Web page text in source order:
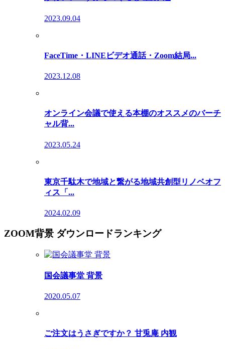
2023.09.04
FaceTime・LINEビデオ通話・Zoom結局...
2023.12.08
オンライン会議で使える本棚のオススメのバーチ
ャル背...
2023.05.24
東京千駄木で地域と繋がる地域共創型リノベオフ
ィス「...
2024.02.09
ZOOM背景 ダウンロードランキング
国会議事堂 背景
2020.05.07
ご注文はうさぎですか？ 甘兎庵 内観